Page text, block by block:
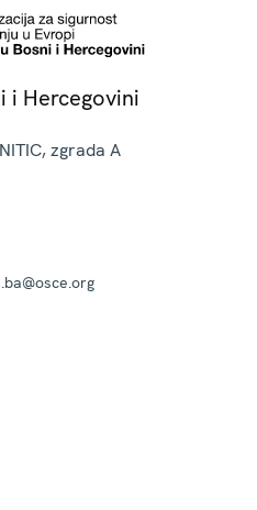
i Hercegovini
zgrada A